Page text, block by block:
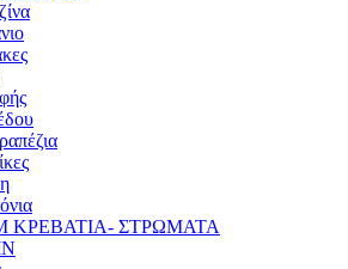
ΚΡΕΒΑΤΙΑ- ΣΤΡΩΜΑΤΑ